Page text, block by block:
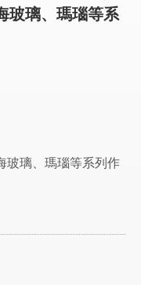
玻璃、瑪瑙等系
玻璃、瑪瑙等系列作